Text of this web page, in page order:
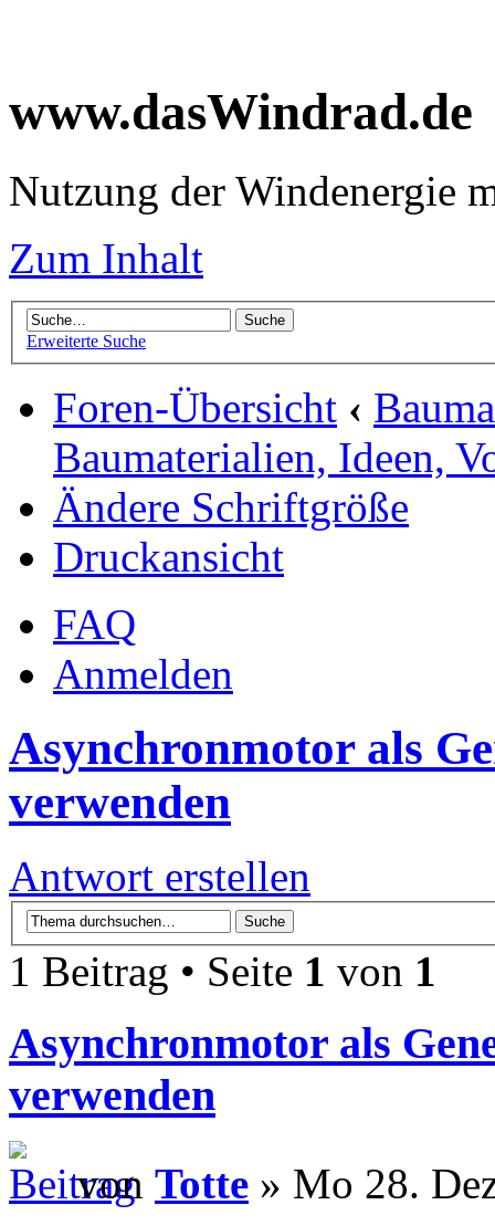
www.dasWindrad.de
Nutzung der Windenergie
Zum Inhalt
Erweiterte Suche
Foren-Übersicht ‹
Baumaterialien, Ideen,
Ändere Schriftgröße
Druckansicht
FAQ
Anmelden
Asynchronmotor als
verwenden
Antwort erstellen
1 Beitrag • Seite 1 von 1
Asynchronmotor als
verwenden
von Totte » Mo 28.